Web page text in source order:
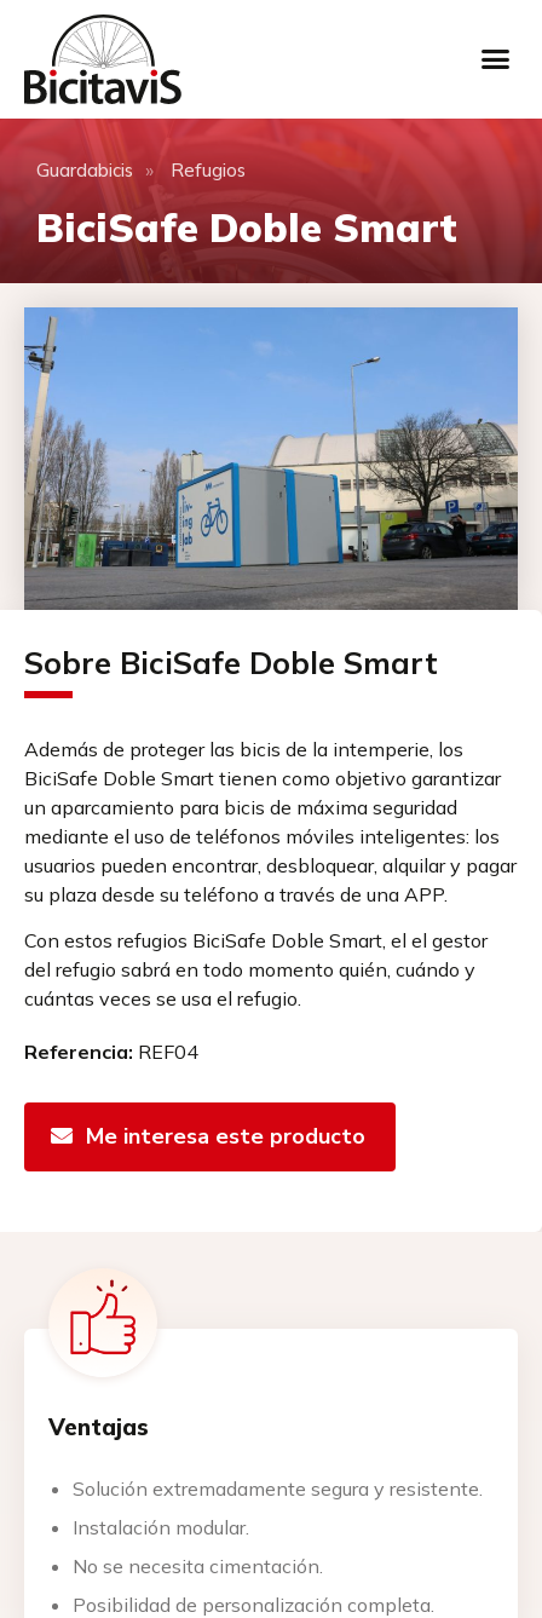
Guardabicis » Refugios
BiciSafe Doble Smart
Sobre BiciSafe Doble Smart
Además de proteger las bicis de la intemperie, los
BiciSafe Doble Smart tienen como objetivo garantizar
un aparcamiento para bicis de máxima seguridad
mediante el uso de teléfonos móviles inteligentes: los
usuarios pueden encontrar, desbloquear, alquilar y pagar
su plaza desde su teléfono a través de una APP.
Con estos refugios BiciSafe Doble Smart, el el gestor
del refugio sabrá en todo momento quién, cuándo y
cuántas veces se usa el refugio.
Referencia: REF04
Me interesa este producto
Ventajas
Solución extremadamente segura y resistente.
Instalación modular.
No se necesita cimentación.
Posibilidad de personalización completa.